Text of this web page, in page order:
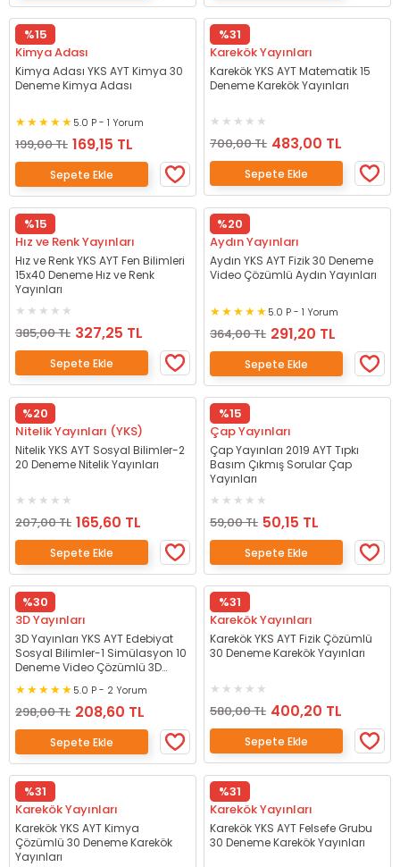
%15
Kimya Adası
Kimya Adası YKS AYT Kimya 30
Deneme Kimya Adası
5.0 P - 1 Yorum
199,00 TL 169,15 TL
Sepete Ekle
%31
Karekök Yayınları
Karekök YKS AYT Matematik 15
Deneme Karekök Yayınları
700,00 TL 483,00 TL
Sepete Ekle
%15
Hız ve Renk Yayınları
Hız ve Renk YKS AYT Fen Bilimleri
15x40 Deneme Hız ve Renk
Yayınları
385,00 TL 327,25 TL
Sepete Ekle
%20
Aydın Yayınları
Aydın YKS AYT Fizik 30 Deneme
Video Çözümlü Aydın Yayınları
5.0 P - 1 Yorum
364,00 TL 291,20 TL
Sepete Ekle
%20
Nitelik Yayınları (YKS)
Nitelik YKS AYT Sosyal Bilimler-2
20 Deneme Nitelik Yayınları
207,00 TL 165,60 TL
Sepete Ekle
%15
Çap Yayınları
Çap Yayınları 2019 AYT Tıpkı
Basım Çıkmış Sorular Çap
Yayınları
59,00 TL 50,15 TL
Sepete Ekle
%30
3D Yayınları
3D Yayınları YKS AYT Edebiyat
Sosyal Bilimler-1 Simülasyon 10
Deneme Video Çözümlü 3D
5.0 P - 2 Yorum
298,00 TL 208,60 TL
Sepete Ekle
%31
Karekök Yayınları
Karekök YKS AYT Fizik Çözümlü
30 Deneme Karekök Yayınları
580,00 TL 400,20 TL
Sepete Ekle
%31
Karekök Yayınları
Karekök YKS AYT Kimya
Çözümlü 30 Deneme Karekök
Yayınları
%31
Karekök Yayınları
Karekök YKS AYT Felsefe Grubu
30 Deneme Karekök Yayınları